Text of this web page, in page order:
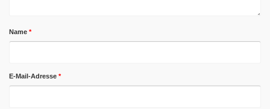
Name *
E-Mail-Adresse *